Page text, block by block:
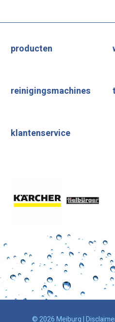
producten
reinigingsmachines
klantenservice
© 2026 Meiburg |